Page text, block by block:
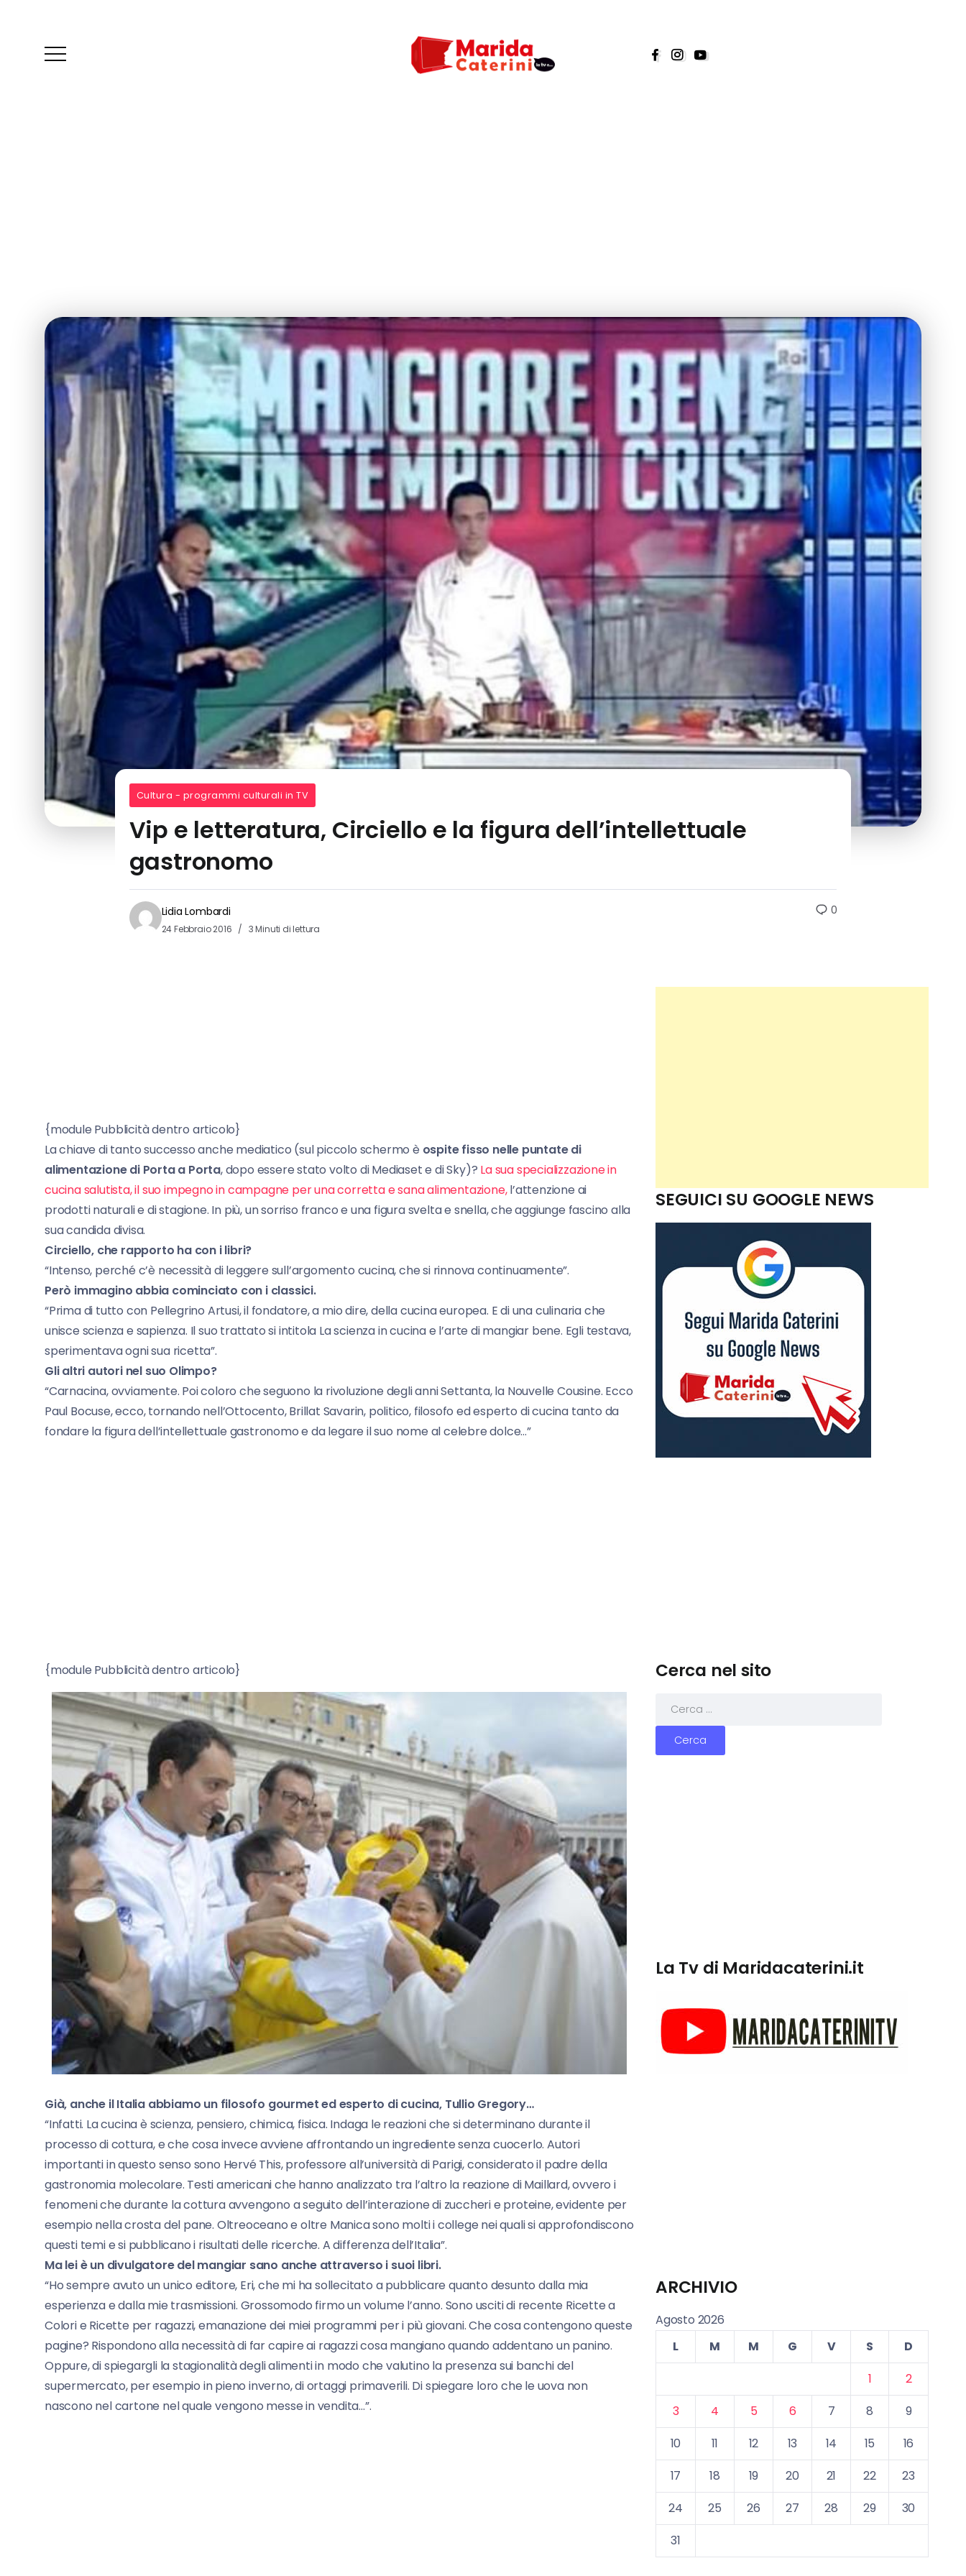
Cultura - programmi culturali in TV
Vip e letteratura, Circiello e la figura dell’intellettuale
gastronomo
Lidia Lombardi
24 Febbraio 2016 3 Minuti di lettura
0
{module Pubblicità dentro articolo}
La chiave di tanto successo anche mediatico (sul piccolo schermo è ospite fisso nelle puntate di
alimentazione di Porta a Porta, dopo essere stato volto di Mediaset e di Sky)? La sua specializzazione in
cucina salutista, il suo impegno in campagne per una corretta e sana alimentazione,l’attenzione ai
prodotti naturali e di stagione. In più, un sorriso franco e una figura svelta e snella, che aggiunge fascino alla
sua candida divisa.
Circiello, che rapporto ha con i libri?
“Intenso, perché c’è necessità di leggere sull’argomento cucina, che si rinnova continuamente”.
Però immagino abbia cominciato con i classici.
“Prima di tutto con Pellegrino Artusi, il fondatore, a mio dire, della cucina europea. E di una culinaria che
unisce scienza e sapienza. Il suo trattato si intitola La scienza in cucina e l’arte di mangiar bene. Egli testava,
sperimentava ogni sua ricetta”.
Gli altri autori nel suo Olimpo?
“Carnacina, ovviamente. Poi coloro che seguono la rivoluzione degli anni Settanta, la Nouvelle Cousine. Ecco
Paul Bocuse, ecco, tornando nell’Ottocento, Brillat Savarin, politico, filosofo ed esperto di cucina tanto da
fondare la figura dell’intellettuale gastronomo e da legare il suo nome al celebre dolce…”
{module Pubblicità dentro articolo}
Già, anche il Italia abbiamo un filosofo gourmet ed esperto di cucina, Tullio Gregory…
“Infatti. La cucina è scienza, pensiero, chimica, fisica. Indaga le reazioni che si determinano durante il
processo di cottura, e che cosa invece avviene affrontando un ingrediente senza cuocerlo. Autori
importanti in questo senso sono Hervé This, professore all’università di Parigi, considerato il padre della
gastronomia molecolare. Testi americani che hanno analizzato tra l’altro la reazione di Maillard, ovvero i
fenomeni che durante la cottura avvengono a seguito dell’interazione di zuccheri e proteine, evidente per
esempio nella crosta del pane. Oltreoceano e oltre Manica sono molti i college nei quali si approfondiscono
questi temi e si pubblicano i risultati delle ricerche. A differenza dell’Italia”.
Ma lei è un divulgatore del mangiar sano anche attraverso i suoi libri.
“Ho sempre avuto un unico editore, Eri, che mi ha sollecitato a pubblicare quanto desunto dalla mia
esperienza e dalla mie trasmissioni. Grossomodo firmo un volume l’anno. Sono usciti di recente Ricette a
Colori e Ricette per ragazzi, emanazione dei miei programmi per i più giovani. Che cosa contengono queste
pagine? Rispondono alla necessità di far capire ai ragazzi cosa mangiano quando addentano un panino.
Oppure, di spiegargli la stagionalità degli alimenti in modo che valutino la presenza sui banchi del
supermercato, per esempio in pieno inverno, di ortaggi primaverili. Di spiegare loro che le uova non
nascono nel cartone nel quale vengono messe in vendita…”.
SEGUICI SU GOOGLE NEWS
Cerca nel sito
La Tv di Maridacaterini.it
ARCHIVIO
Agosto 2026
L
M M G V S
D
1
2
3
4 5 6 7 8
9
10
11 12 13 14 15
16
17
18 19 20 21 22
23
24
25 26 27 28 29
30
31